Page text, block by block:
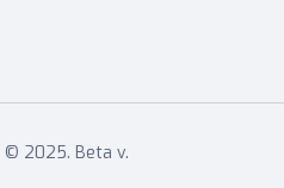
© 2025. Beta v.